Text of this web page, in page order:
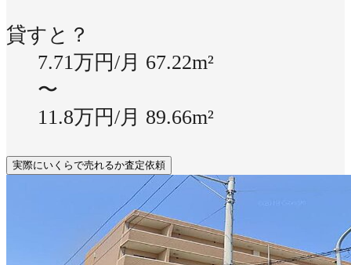
貸すと？
7.71万円/月 67.22m²
〜
11.8万円/月 89.66m²
実際にいくらで売れるか査定依頼